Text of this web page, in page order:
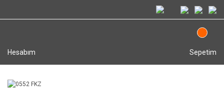
Hesabım Sepetim